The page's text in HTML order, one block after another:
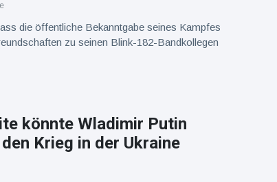
die öffentliche Bekanntgabe seines Kampfes
zu seinen Blink-182-Bandkollegen
könnte Wladimir Putin
Krieg in der Ukraine